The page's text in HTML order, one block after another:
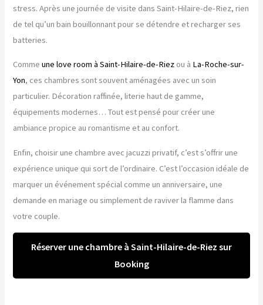
stress. Après une journée de visite dans Saint-Hilaire-de-Riez, rien
de tel qu’un bain bouillonnant pour se détendre et recharger ses
batteries.
Comme une love room à Saint-Hilaire-de-Riez ou à La-Roche-sur-
Yon, ces chambres sont souvent aménagées avec un soin
particulier. Décoration raffinée, literie haut de gamme,
équipements modernes… Tout est pensé pour créer une
ambiance propice au romantisme et au confort.
Enfin, choisir une chambre avec jacuzzi privatif, c’est s’offrir une
expérience unique qui sort de l’ordinaire. C’est l’occasion idéale de
marquer un événement spécial comme un anniversaire, une
demande en mariage ou simplement de raviver la flamme dans
votre couple.
Réserver une chambre à Saint-Hilaire-de-Riez sur
Booking